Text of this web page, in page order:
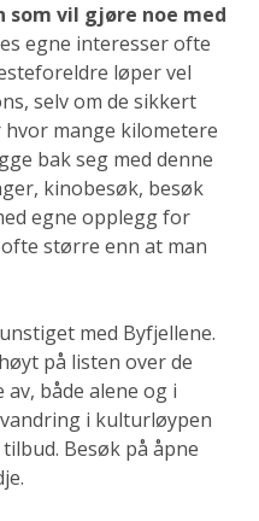
som vil gjøre noe med
egne interesser ofte
løper vel
selv om de sikkert
mange kilometere
bak seg med denne
kinobesøk, besøk
egne opplegg for
større enn at man
med Byfjellene.
på listen over de
både alene og i
i kulturløypen
Besøk på åpne